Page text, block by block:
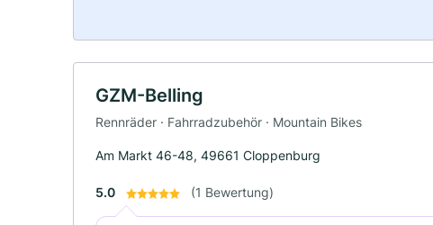
GZM-Belling
Rennräder · Fahrradzubehör · Mountain Bikes
Am Markt 46-48, 49661 Cloppenburg
5.0 (1 Bewertung)